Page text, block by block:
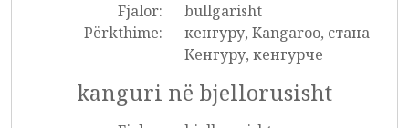
Fjalor:
bullgarisht
Përkthime:
кенгуру, Kangaroo, стана
Кенгуру, кенгурче
kanguri në bjellorusisht